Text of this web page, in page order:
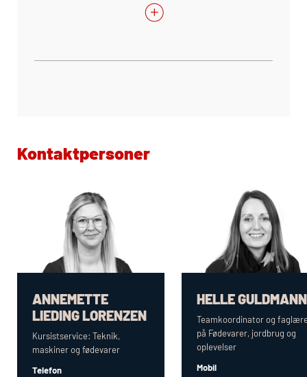
Kontaktpersoner
ANNEMETTE
LIEDING LORENZEN
Kursistservice: Teknik,
maskiner og fødevarer
Telefon
HELLE GULDMANN
Teamkoordinator og
på Fødevarer, jordbrug og
oplevelser
Mobil